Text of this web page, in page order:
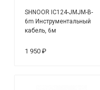
SHNOOR IC124-JMJM-B-
6m Инструментальный
кабель, 6м
1 950 ₽